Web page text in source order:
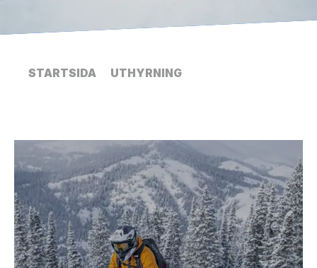
STARTSIDA UTHYRNING